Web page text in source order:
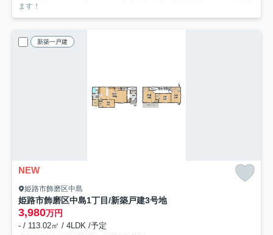
ます！
新築一戸建
NEW
姫路市飾磨区中島
姫路市飾磨区中島1丁目/新築戸建3号地
3,980万円
- / 113.02㎡ / 4LDK /予定